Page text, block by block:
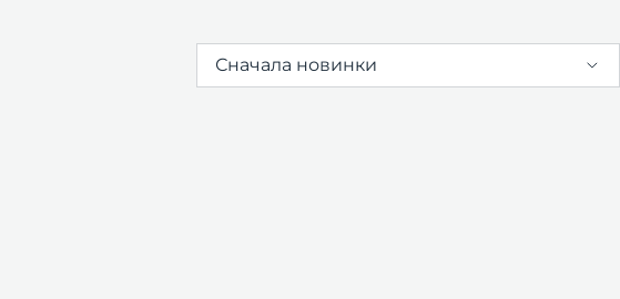
Сначала новинки